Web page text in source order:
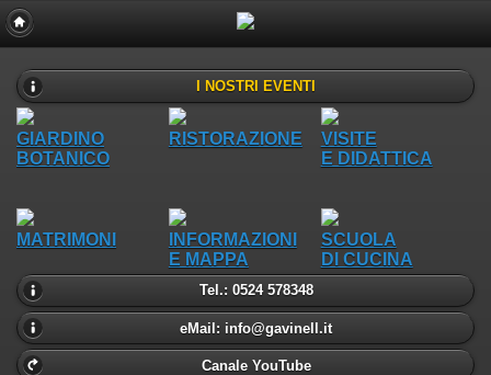
I NOSTRI EVENTI
GIARDINO
BOTANICO
RISTORAZIONE
VISITE
E DIDATTICA
MATRIMONI
INFORMAZIONI
E MAPPA
SCUOLA
DI CUCINA
Tel.: 0524 578348
eMail: info@gavinell.it
Canale YouTube